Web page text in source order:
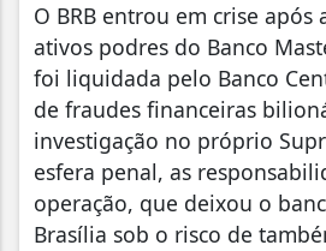
O BRB entrou em crise após
ativos podres do Banco
foi liquidada pelo Banco
de fraudes financeiras
investigação no próprio
esfera penal, as
operação, que deixou o
Brasília sob o risco de